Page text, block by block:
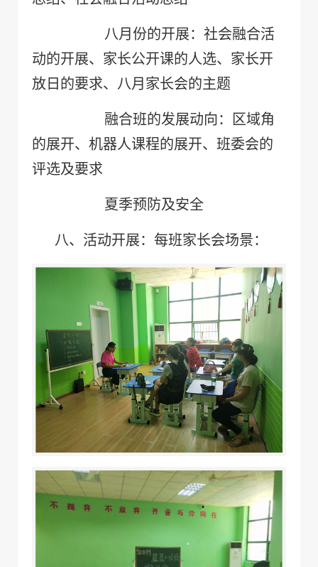
八月份的开展：社会融合活
动的开展、家长公开课的人选、家长开
放日的要求、八月家长会的主题
融合班的发展动向：区域角
的展开、机器人课程的展开、班委会的
评选及要求
夏季预防及安全
八、 活动开展：每班家长会场景：